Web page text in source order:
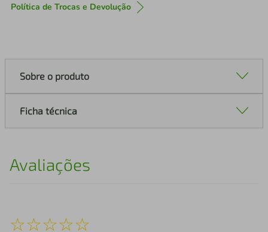
Política de Trocas e Devolução
Sobre o produto
Ficha técnica
Avaliações
☆☆☆☆☆